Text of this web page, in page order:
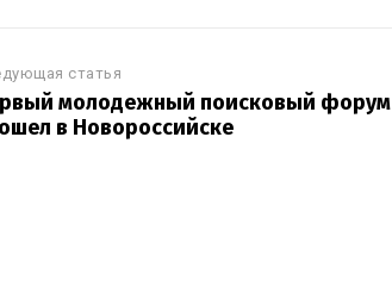
статья
молодежный поисковый форум
в Новороссийске